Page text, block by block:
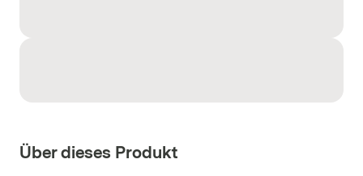
Über dieses Produkt